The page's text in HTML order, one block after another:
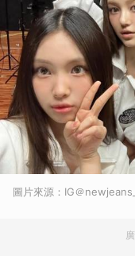
圖片來源：IG＠